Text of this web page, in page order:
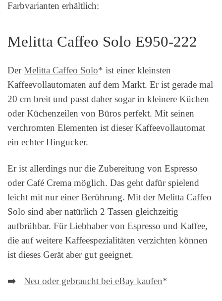
Farbvarianten erhältlich:
Melitta Caffeo Solo E950-222
DerMelitta Caffeo Solo* ist einer kleinsten
Kaffeevollautomaten auf dem Markt. Er ist gerade mal
20 cm breit und passt daher sogar in kleinere Küchen
oder Küchenzeilen von Büros perfekt. Mit seinen
verchromten Elementen ist dieser Kaffeevollautomat
ein echter Hingucker.
Er ist allerdings nur die Zubereitung von Espresso
oder Café Crema möglich. Das geht dafür spielend
leicht mit nur einer Berührung. Mit der Melitta Caffeo
Solo sind aber natürlich 2 Tassen gleichzeitig
aufbrühbar. Für Liebhaber von Espresso und Kaffee,
die auf weitere Kaffeespezialitäten verzichten können
ist dieses Gerät aber gut geeignet.
➡️ Neu oder gebraucht bei eBay kaufen*